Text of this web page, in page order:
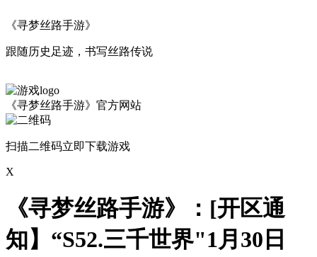
《寻梦丝路手游》
跟随历史足迹，书写丝路传说
《寻梦丝路手游》官方网站
扫描二维码立即下载游戏
X
《寻梦丝路手游》：[开区通
知】“S52.三千世界"1月30日